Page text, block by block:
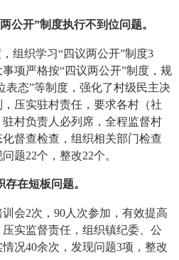
公开”制度执行不到位问题。
织学习“四议两公开”制度3
项严格按“四议两公开”制度，规
表态”等制度，强化了村级民主决
压实驻村责任，要求各村（社
村负责人必列席，全程监督村
督查检查，组织相关部门检查
题22个，整改22个。
在短板问题。
2次，90人次参加，有效提高
实监督责任，组织镇纪委、公
况40余次，发现问题3项，整改